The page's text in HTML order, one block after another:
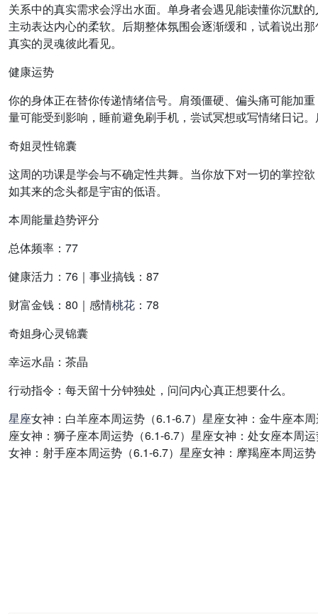
关系中的真实需求会浮出水面。单身者会遇见能读懂你沉默
主动表达内心的柔软。后期整体氛围会逐渐缓和，试着说出
真实的灵魂彼此看见。
健康运势
你的身体正在替你传递情绪信号。肩颈僵硬、偏头痛可能加
量可能受到影响，睡前避免刷手机，尝试冥想或写情绪日记
奇姐灵性锦囊
这周的功课是学会与不确定性共舞。当你放下对一切的掌控
如其来的念头都是宇宙的低语。
本周能量趋势评分
总体频率：77
健康活力：76｜事业搞钱：87
财富金钱：80｜感情桃花 ：78
奇姐身心灵锦囊
幸运水晶： 茶晶
行动指令： 每天留十分钟独处，问问内心真正想要什么。
星座女神：白羊座本周运势（6.1-6.7）星座女神：金牛座本
座女神：狮子座本周运势（6.1-6.7）星座女神：处女座本周
女神：射手座本周运势（6.1-6.7）星座女神：摩羯座本周运